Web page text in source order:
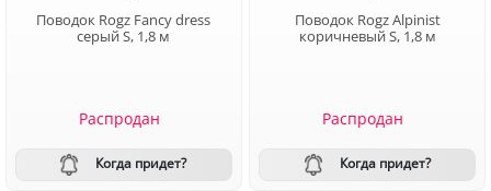
Поводок Rogz Fancy dress
серый S, 1,8 м
Распродан
Когда придет?
Поводок Rogz Alpinist
коричневый S, 1,8 м
Распродан
Когда придет?